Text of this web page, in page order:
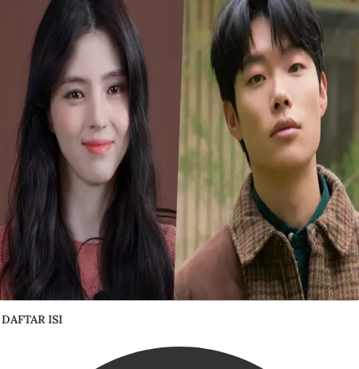
DAFTAR ISI